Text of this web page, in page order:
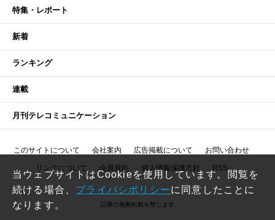
特集・レポート
新着
ランキング
連載
月刊テレコミュニケーション
このサイトについて 会社案内 広告掲載について お問い合わせ
リンクについて 会員規約 個人情報保護方針 RSS
記事の無断転載を禁じます
当ウェブサイトはCookieを使用しています。閲覧を
続ける場合、 プライバシポリシーに同意したことに
なります。